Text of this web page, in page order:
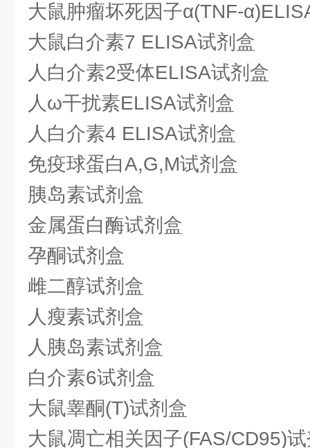
大鼠肿瘤坏死因子α(TNF-
大鼠白介素7 ELISA试剂盒
人白介素2受体ELISA试剂盒
人ω干扰素ELISA试剂盒
人白介素4 ELISA试剂盒
免疫球蛋白A,G,M试剂盒
胰岛素试剂盒
金属蛋白酶试剂盒
孕酮试剂盒
雌二醇试剂盒
人瘦素试剂盒
人胰岛素试剂盒
白介素6试剂盒
大鼠睾酮(T)试剂盒
大鼠凋亡相关因子(FAS/CD95)